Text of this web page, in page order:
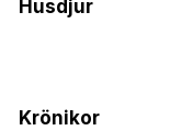
Husdjur
Krönikor